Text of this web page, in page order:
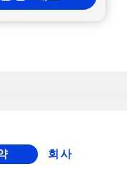
회사